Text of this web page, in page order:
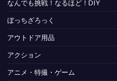
なんでも挑戦！なるほど！DIY
ぼっちざろっく
アウトドア用品
アクション
アニメ・特撮・ゲーム